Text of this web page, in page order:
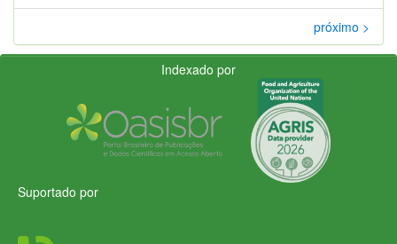
próximo >
Indexado por
Suportado por